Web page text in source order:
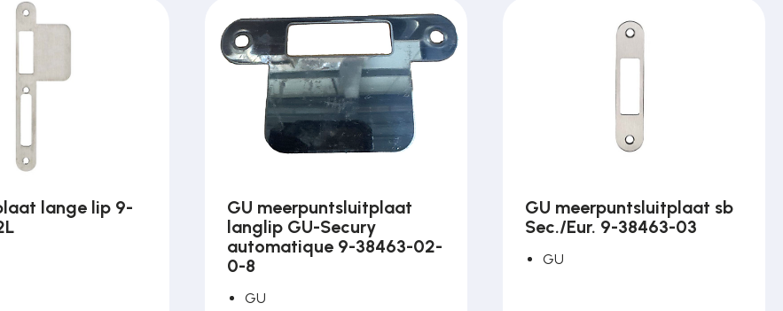
lange lip 9-
GU meerpuntsluitplaat
langlip GU-Secury
automatique 9-38463-02-
0-8
GU
GU meerpuntsluitplaat sb
Sec./Eur. 9-38463-03
GU